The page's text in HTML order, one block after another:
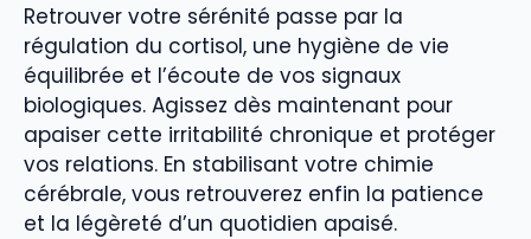
Retrouver votre sérénité passe par la
régulation du cortisol, une hygiène de vie
équilibrée et l’écoute de vos signaux
biologiques. Agissez dès maintenant pour
apaiser cette irritabilité chronique et protéger
vos relations. En stabilisant votre chimie
cérébrale, vous retrouverez enfin la patience
et la légèreté d’un quotidien apaisé.